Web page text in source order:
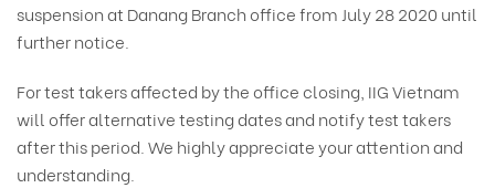
suspension at Danang Branch office from July 28 2020 until
further notice.
For test takers affected by the office closing, IIG Vietnam
will offer alternative testing dates and notify test takers
after this period. We highly appreciate your attention and
understanding.